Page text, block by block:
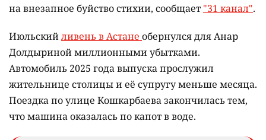
на внезапное буйство стихии, сообщает "31 канал".
Июльскийливень в Астане обернулся для Анар
Долдыриной миллионными убытками.
Автомобиль 2025 года выпуска прослужил
жительнице столицы и её супругу меньше месяца.
Поездка по улице Кошкарбаева закончилась тем,
что машина оказалась по капот в воде.